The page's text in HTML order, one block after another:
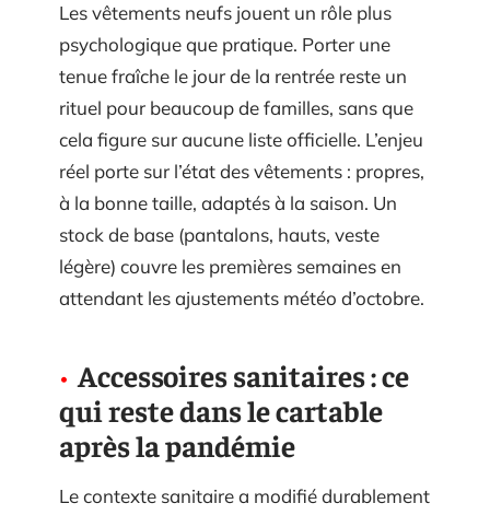
Les vêtements neufs jouent un rôle plus
psychologique que pratique. Porter une
tenue fraîche le jour de la rentrée reste un
rituel pour beaucoup de familles, sans que
cela figure sur aucune liste officielle. L’enjeu
réel porte sur l’état des vêtements : propres,
à la bonne taille, adaptés à la saison. Un
stock de base (pantalons, hauts, veste
légère) couvre les premières semaines en
attendant les ajustements météo d’octobre.
Accessoires sanitaires : ce
qui reste dans le cartable
après la pandémie
Le contexte sanitaire a modifié durablement